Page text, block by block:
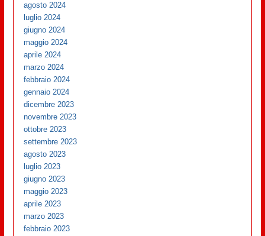
agosto 2024
luglio 2024
giugno 2024
maggio 2024
aprile 2024
marzo 2024
febbraio 2024
gennaio 2024
dicembre 2023
novembre 2023
ottobre 2023
settembre 2023
agosto 2023
luglio 2023
giugno 2023
maggio 2023
aprile 2023
marzo 2023
febbraio 2023